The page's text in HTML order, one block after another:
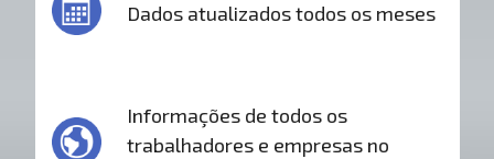
Dados atualizados todos os meses
Informações de todos os
trabalhadores e empresas no